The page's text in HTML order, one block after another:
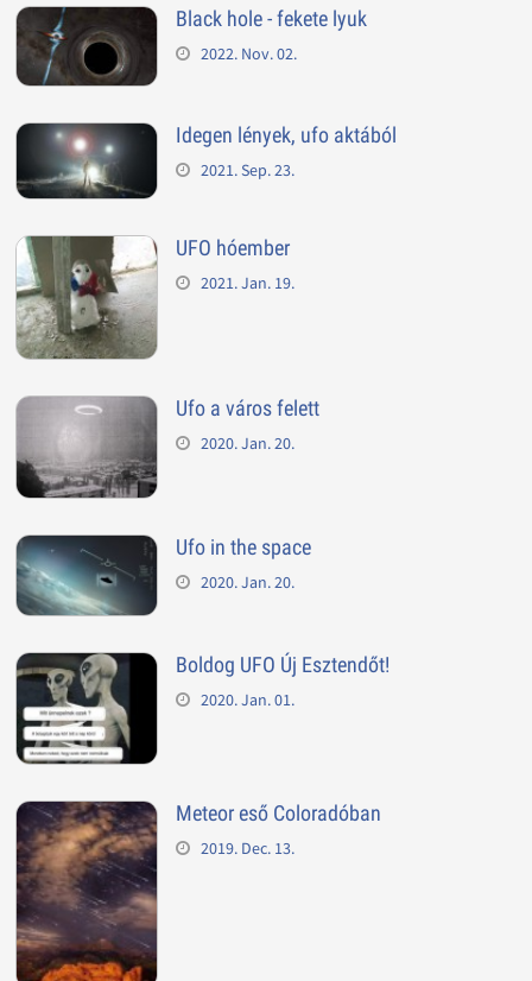
Black hole - fekete lyuk
2022. Nov. 02.
Idegen lények, ufo aktából
2021. Sep. 23.
UFO hóember
2021. Jan. 19.
Ufo a város felett
2020. Jan. 20.
Ufo in the space
2020. Jan. 20.
Boldog UFO Új Esztendőt!
2020. Jan. 01.
Meteor eső Coloradóban
2019. Dec. 13.